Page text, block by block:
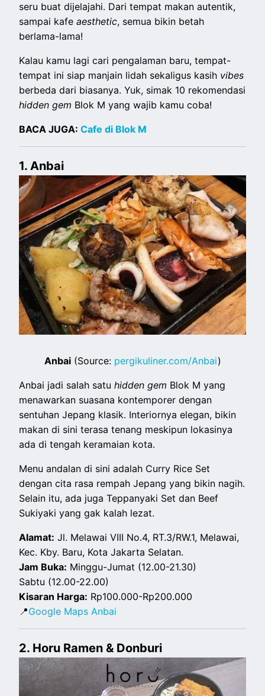
seru buat dijelajahi. Dari tempat makan autentik,
sampai kafeaesthetic, semua bikin betah
berlama-lama!
Kalau kamu lagi cari pengalaman baru, tempat-
tempat ini siap manjain lidah sekaligus kasih vibes
berbeda dari biasanya. Yuk, simak 10 rekomendasi
hidden gem Blok M yang wajib kamu coba!
BACA JUGA:Cafe di Blok M
1. Anbai
Anbai(Source: pergikuliner.com/Anbai)
Anbai jadi salah satuhidden gem Blok M yang
menawarkan suasana kontemporer dengan
sentuhan Jepang klasik. Interiornya elegan, bikin
makan di sini terasa tenang meskipun lokasinya
ada di tengah keramaian kota.
Menu andalan di sini adalah Curry Rice Set
dengan cita rasa rempah Jepang yang bikin nagih.
Selain itu, ada juga Teppanyaki Set dan Beef
Sukiyaki yang gak kalah lezat.
Alamat: Jl. Melawai VIII No.4, RT.3/RW.1, Melawai,
Kec. Kby. Baru, Kota Jakarta Selatan.
Jam Buka: Minggu-Jumat (12.00-21.30)
Sabtu (12.00-22.00)
Kisaran Harga: Rp100.000-Rp200.000
📍Google Maps Anbai
2. Horu Ramen & Donburi